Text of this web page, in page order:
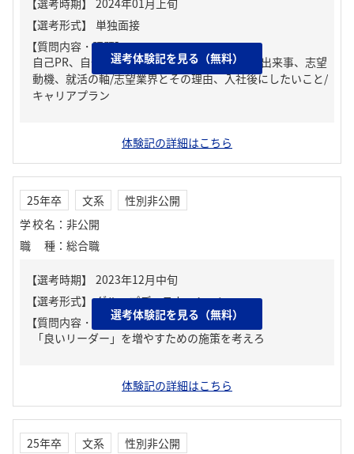
【質問内容・課題】
自己PR、自分の強み/弱み、チームで協力した出来事、志望
動機、就活の軸/志望業界とその理由、入社後にしたいこと/
キャリアプラン
選考体験記を見る（無料）
体験記の詳細はこちら
25年卒 文系
性別非公開
学校名 ： 非公開
職種 ： 総合職
【質問内容・課題】
「良いリーダー」を増やすための施策を考えろ
選考体験記を見る（無料）
体験記の詳細はこちら
25年卒 文系
性別非公開